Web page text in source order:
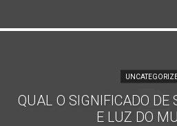
QUAL O SIGNIFICADO DE
E LUZ DO